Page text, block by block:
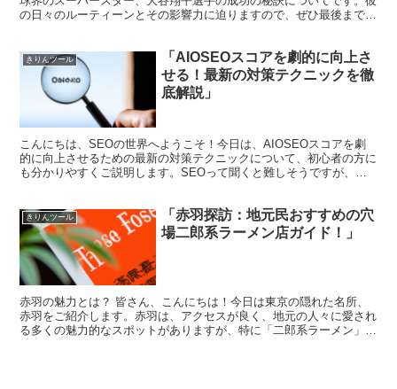
の日々のルーティーンとその影響力に迫りますので、ぜひ最後までお
きりんツール
「AIOSEOスコアを劇的に向上さ
せる！最新の対策テクニックを徹
底解説」
こんにちは、SEOの世界へようこそ！今日は、AIOSEOスコアを劇
的に向上させるための最新の対策テクニックについて、初心者の方に
も分かりやすくご説明します。SEOって聞くと難しそうですが、心
きりんツール
「赤羽探訪：地元民おすすめの穴
場二郎系ラーメン店ガイド！」
赤羽の魅力とは？ 皆さん、こんにちは！今日は東京の隠れた名所、
赤羽をご紹介します。赤羽は、アクセスが良く、地元の人々に愛され
る多くの魅力的なスポットがありますが、特に「二郎系ラーメン」の